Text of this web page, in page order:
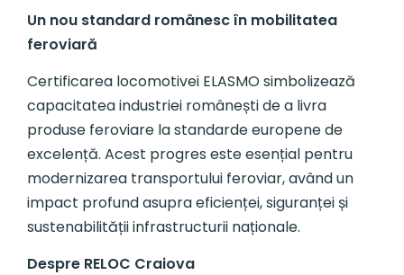
Un nou standard românesc în mobilitatea
feroviară
Certificarea locomotivei ELASMO simbolizează
capacitatea industriei românești de a livra
produse feroviare la standarde europene de
excelență. Acest progres este esențial pentru
modernizarea transportului feroviar, având un
impact profund asupra eficienței, siguranței și
sustenabilității infrastructurii naționale.
Despre RELOC Craiova